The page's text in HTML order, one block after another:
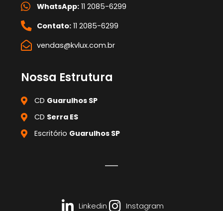
WhatsApp:11 2085-6299
Contato:11 2085-6299
vendas@kvlux.com.br
Nossa Estrutura
CD Guarulhos SP
CD Serra ES
Escritório Guarulhos SP
Linkedin Instagram